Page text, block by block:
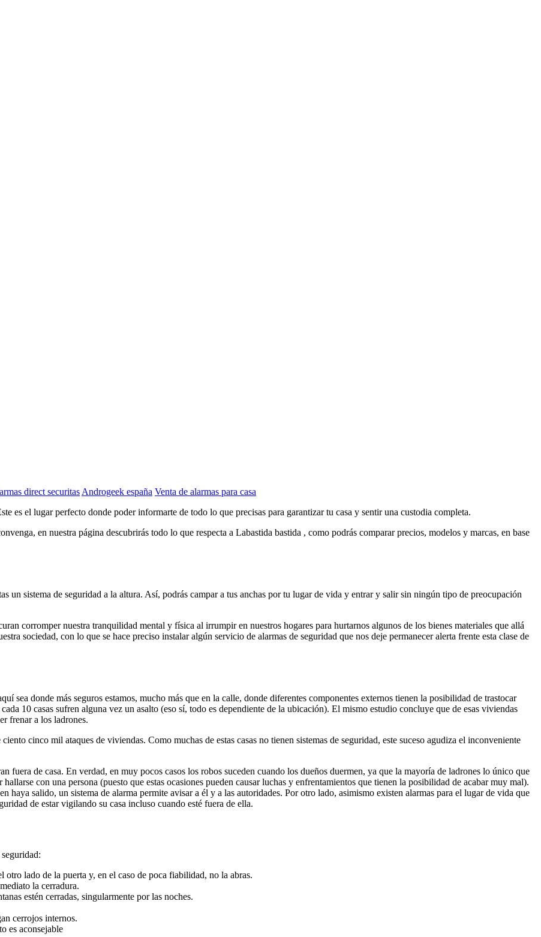
direct securitas Androgeek españa Venta de alarmas para casa
es el lugar perfecto donde poder informarte de todo lo que precisas para garantizar tu casa y sentir una custodia completa.
en nuestra página descubrirás todo lo que respecta a Labastida bastida , como podrás comparar precios, modelos y marcas, en base
un sistema de seguridad a la altura. Así, podrás campar a tus anchas por tu lugar de vida y entrar y salir sin ningún tipo de preocupación
corromper nuestra tranquilidad mental y física al irrumpir en nuestros hogares para hurtarnos algunos de los bienes materiales que allá
sociedad, con lo que se hace preciso instalar algún servicio de alarmas de seguridad que nos deje permanecer alerta frente esta clase de
sea donde más seguros estamos, mucho más que en la calle, donde diferentes componentes externos tienen la posibilidad de trastocar
10 casas sufren alguna vez un asalto (eso sí, todo es dependiente de la ubicación). El mismo estudio concluye que de esas viviendas
frenar a los ladrones.
cinco mil ataques de viviendas. Como muchas de estas casas no tienen sistemas de seguridad, este suceso agudiza el inconveniente
fuera de casa. En verdad, en muy pocos casos los robos suceden cuando los dueños duermen, ya que la mayoría de ladrones lo único que
con una persona (puesto que estas ocasiones pueden causar luchas y enfrentamientos que tienen la posibilidad de acabar muy mal).
haya salido, un sistema de alarma permite avisar a él y a las autoridades. Por otro lado, asimismo existen alarmas para el lugar de vida que
de estar vigilando su casa incluso cuando esté fuera de ella.
lado de la puerta y, en el caso de poca fiabilidad, no la abras.
la cerradura.
estén cerradas, singularmente por las noches.
cerrojos internos.
es aconsejable